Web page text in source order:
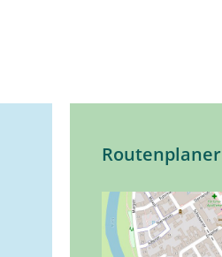
Routenplaner